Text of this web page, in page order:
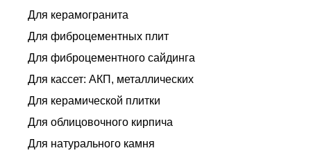
Для керамогранита
Для фиброцементных плит
Для фиброцементного сайдинга
Для кассет: АКП, металлических
Для керамической плитки
Для облицовочного кирпича
Для натурального камня